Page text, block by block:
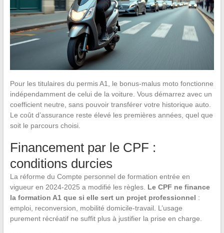
Pour les titulaires du permis A1, le bonus-malus moto fonctionne
indépendamment de celui de la voiture. Vous démarrez avec un
coefficient neutre, sans pouvoir transférer votre historique auto.
Le coût d’assurance reste élevé les premières années, quel que
soit le parcours choisi.
Financement par le CPF :
conditions durcies
La réforme du Compte personnel de formation entrée en
vigueur en 2024-2025 a modifié les règles. Le CPF ne finance
la formation A1 que si elle sert un projet professionnel :
emploi, reconversion, mobilité domicile-travail. L’usage
purement récréatif ne suffit plus à justifier la prise en charge.